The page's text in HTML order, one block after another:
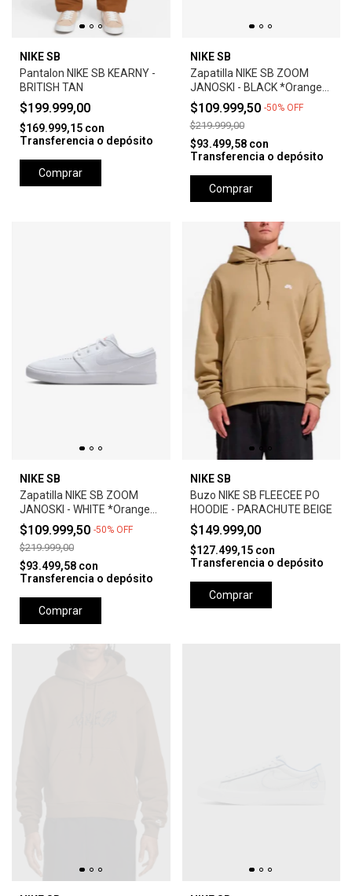
NIKE SB
Pantalon NIKE SB KEARNY -
BRITISH TAN
$199.999,00
$169.999,15 con
Transferencia o depósito
Comprar
NIKE SB
Zapatilla NIKE SB ZOOM
JANOSKI - BLACK *Orange
Label*
$109.999,50 -50% OFF
$219.999,00
$93.499,58 con
Transferencia o depósito
Comprar
NIKE SB
Zapatilla NIKE SB ZOOM
JANOSKI - WHITE *Orange
Label*
$109.999,50 -50% OFF
$219.999,00
$93.499,58 con
Transferencia o depósito
Comprar
NIKE SB
Buzo NIKE SB FLEECEE PO
HOODIE - PARACHUTE BEIGE
$149.999,00
$127.499,15 con
Transferencia o depósito
Comprar